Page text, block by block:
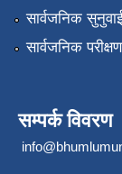
सार्वजनिक
सार्वजनिक परीक्षण
सम्पर्क विवरण